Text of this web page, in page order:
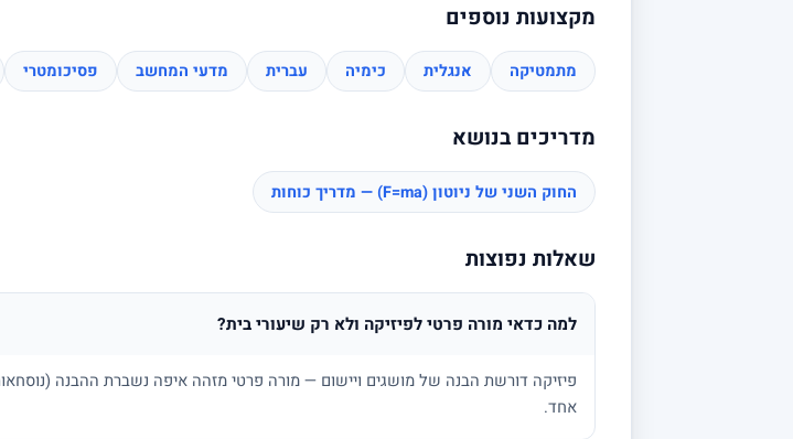
מקצועות נוספים
מתמטיקה אנגלית כימיה עברית מדעי המחשב פסיכומטרי
מדריכים בנושא
החוק השני של ניוטון (F=ma) — מדריך כוחות
שאלות נפוצות
למה כדאי מורה פרטי לפיזיקה ולא רק שיעורי בית?
פיזיקה דורשת הבנה של מושגים ויישום — מורה פרטי מזהה איפה נשברת ההבנה
אחד.